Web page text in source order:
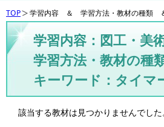
TOP 学習内容 ＆ 学習方法・教材の種類
学習内容：図工・美
学習方法・教材の種
キーワード：タイマ
該当する教材は見つかりませんでした